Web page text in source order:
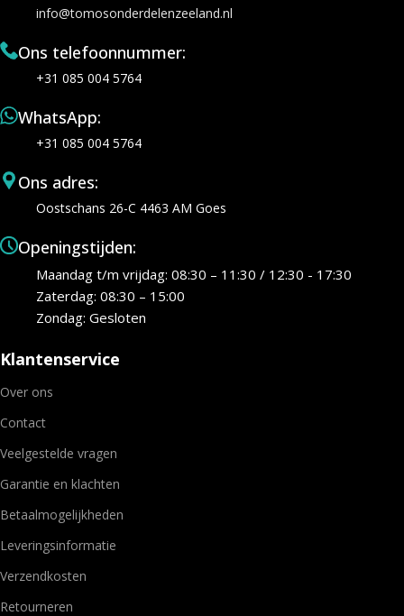
info@tomosonderdelenzeeland.nl
Ons telefoonnummer:
+31 085 004 5764
WhatsApp:
+31 085 004 5764
Ons adres:
Oostschans 26-C 4463 AM Goes
Openingstijden:
Maandag t/m vrijdag: 08:30 – 11:30 / 12:30 - 17:30
Zaterdag: 08:30 – 15:00
Zondag: Gesloten
Klantenservice
Over ons
Contact
Veelgestelde vragen
Garantie en klachten
Betaalmogelijkheden
Leveringsinformatie
Verzendkosten
Retourneren